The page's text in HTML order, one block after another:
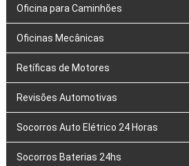
Oficina para Caminhões
Oficinas Mecânicas
Retíficas de Motores
Revisões Automotivas
Socorros Auto Elétrico 24 Horas
Socorros Baterias 24hs